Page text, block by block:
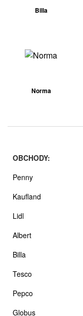
Billa
Norma
OBCHODY:
Penny
Kaufland
Lidl
Albert
Billa
Tesco
Pepco
Globus